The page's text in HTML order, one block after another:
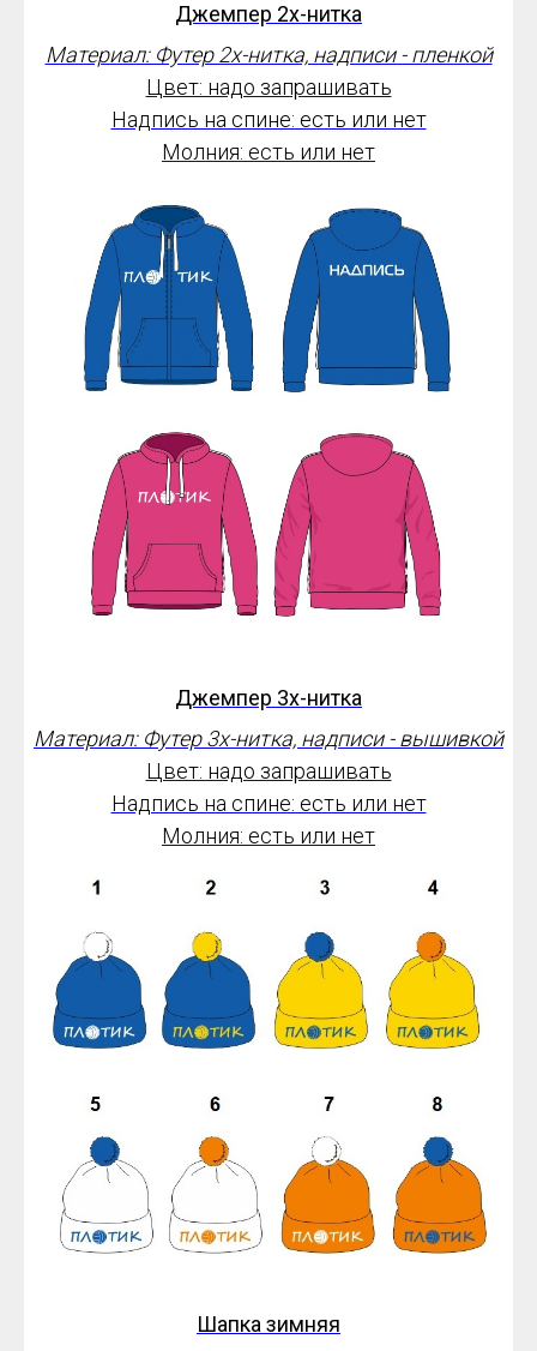
Джемпер 2х-нитка
Материал: Футер 2х-нитка, надписи - пленкой
Цвет: надо запрашивать
Надпись на спине: есть или нет
Молния: есть или нет
Джемпер 3х-нитка
Материал: Футер 3х-нитка, надписи - вышивкой
Цвет: надо запрашивать
Надпись на спине: есть или нет
Молния: есть или нет
Шапка зимняя